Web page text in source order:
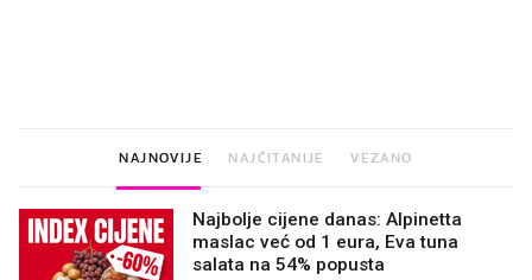
NAJNOVIJE NAJČITANIJE VEZANO
Najbolje cijene danas: Alpinetta
maslac već od 1 eura, Eva tuna
salata na 54% popusta